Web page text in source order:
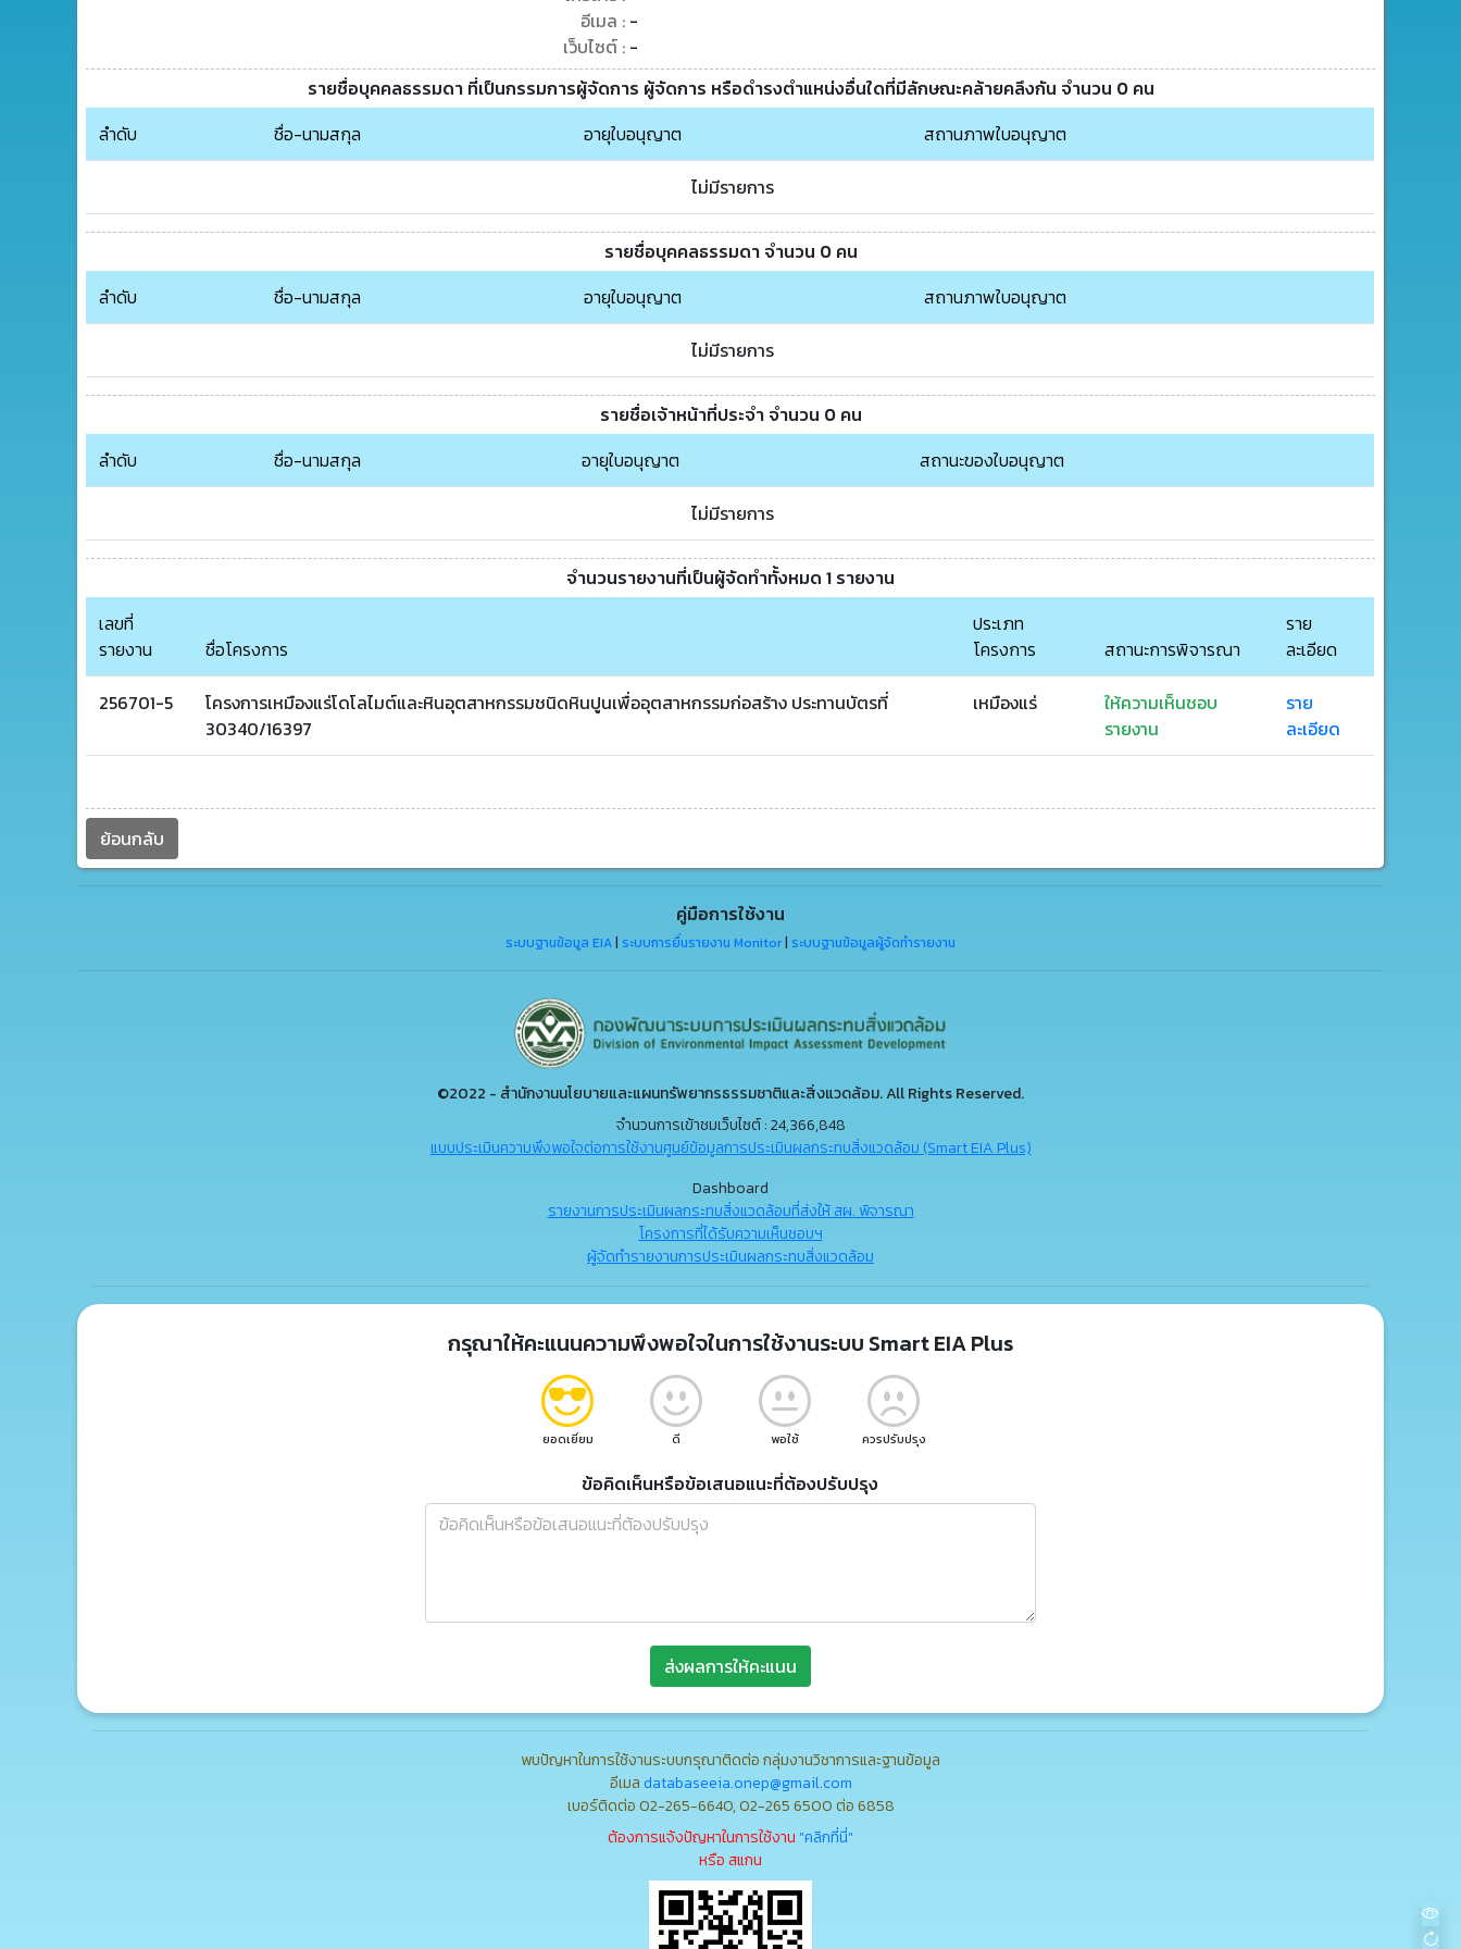
อีเมล : -
เว็บไซต์ : -
รายชื่อบุคคลธรรมดา ที่เป็นกรรมการผู้จัดการ ผู้จัดการ หรือดำรงตำแหน่งอื่นใดที่มีลักษณะคล้ายคลึงกัน จำนวน 0 คน
ลำดับ
ชื่อ-นามสกุล อายุใบอนุญาต สถานภาพใบอนุญาต
ไม่มีรายการ
รายชื่อบุคคลธรรมดา จำนวน 0 คน
ลำดับ
ชื่อ-นามสกุล อายุใบอนุญาต สถานภาพใบอนุญาต
ไม่มีรายการ
รายชื่อเจ้าหน้าที่ประจำ จำนวน 0 คน
ลำดับ
ชื่อ-นามสกุล อายุใบอนุญาต สถานะของใบอนุญาต
ไม่มีรายการ
จำนวนรายงานที่เป็นผู้จัดทำทั้งหมด 1 รายงาน
เลขที่
รายงาน
ชื่อโครงการ
ประเภท
โครงการ
สถานะการพิจารณา
ราย
ละเอียด
256701-5
โครงการเหมืองแร่โดโลไมต์และหินอุตสาหกรรมชนิดหินปูนเพื่ออุตสาหกรรมก่อสร้าง ประทานบัตรที่
30340/16397
เหมืองแร่
ให้ความเห็นชอบ
รายงาน
ราย
ละเอียด
ย้อนกลับ
คู่มือการใช้งาน
ระบบฐานข้อมูล EIA ระบบการยื่นรายงาน Monitor ระบบฐานข้อมูลผู้จัดทำรายงาน
©2022 - สำนักงานนโยบายและแผนทรัพยากรธรรมชาติและสิ่งแวดล้อม. All Rights Reserved.
จำนวนการเข้าชมเว็บไซต์ : 24,366,848
แบบประเมินความพึงพอใจต่อการใช้งานศูนย์ข้อมูลการประเมินผลกระทบสิ่งแวดล้อม (Smart EIA Plus)
Dashboard
รายงานการประเมินผลกระทบสิ่งแวดล้อมที่ส่งให้ สผ. พิจารณา
โครงการที่ได้รับความเห็นชอบฯ
ผู้จัดทำรายงานการประเมินผลกระทบสิ่งแวดล้อม
กรุณาให้คะแนนความพึงพอใจในการใช้งานระบบ Smart EIA Plus
ยอดเยี่ยม ดี พอใช้ ควรปรับปรุง
ข้อคิดเห็นหรือข้อเสนอแนะที่ต้องปรับปรุง
ส่งผลการให้คะแนน
พบปัญหาในการใช้งานระบบกรุณาติดต่อ กลุ่มงานวิชาการและฐานข้อมูล
อีเมล databaseeia.onep@gmail.com
เบอร์ติดต่อ 02-265-6640, 02-265 6500 ต่อ 6858
ต้องการแจ้งปัญหาในการใช้งาน "คลิกที่นี่"
หรือ สแกน